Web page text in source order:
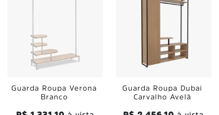
Guarda Roupa Verona
Branco
Guarda Roupa Dubai
Carvalho Avelã